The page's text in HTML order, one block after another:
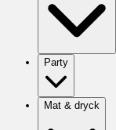
Party
Mat & dryck